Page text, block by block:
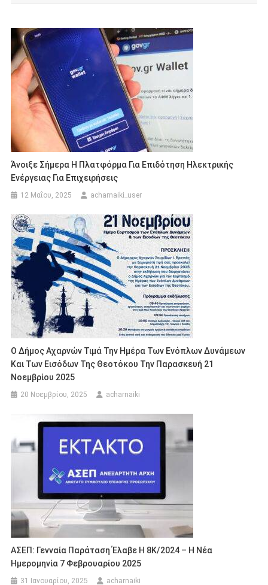
Άνοιξε Σήμερα Η Πλατφόρμα Για Επιδότηση Ηλεκτρικής
Ενέργειας Για Επιχειρήσεις
12 Μαΐου, 2025 acharnaiki_user
Ο Δήμος Αχαρνών Τιμά Την Ημέρα Των Ενόπλων Δυνάμεων
Και Των Εισόδων Της Θεοτόκου Την Παρασκευή 21
Νοεμβρίου 2025
20 Νοεμβρίου, 2025 acharnaiki
ΑΣΕΠ: Γενναία Παράταση Έλαβε Η 8Κ/2024 – Η Νέα
Ημερομηνία 7 Φεβρουαρίου 2025
31 Ιανουαρίου, 2025 acharnaiki